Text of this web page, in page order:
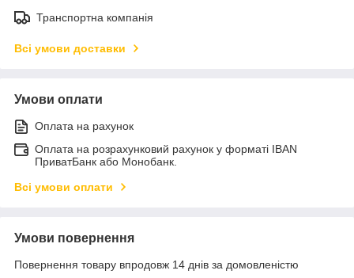
Транспортна компанія
Всі умови доставки
Умови оплати
Оплата на рахунок
Оплата на розрахунковий рахунок у форматі IBAN
ПриватБанк або Монобанк.
Всі умови оплати
Умови повернення
Повернення товару впродовж 14 днів за домовленістю